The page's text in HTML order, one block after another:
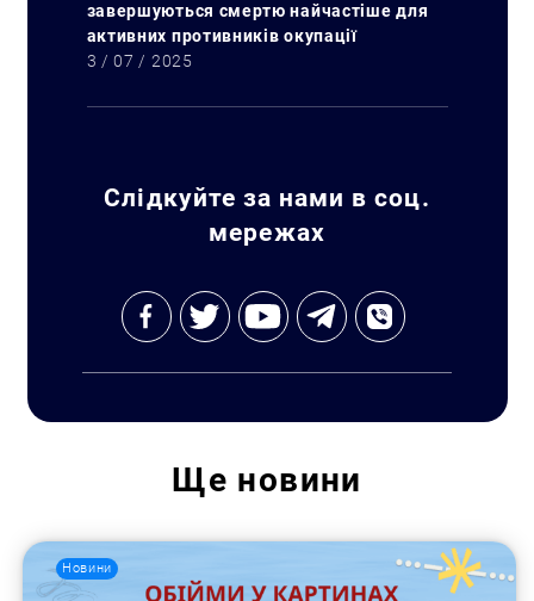
завершуються смертю найчастіше для
активних противників окупації
3 / 07 / 2025
Слідкуйте за нами в соц.
мережах
Ще новини
Новини